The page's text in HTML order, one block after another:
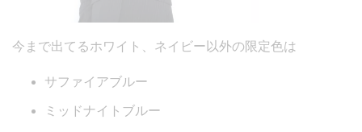
今まで出てるホワイト、ネイビー以外の限定色は
サファイアブルー
ミッドナイトブルー